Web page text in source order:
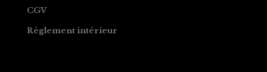
CGV
Règlement intérieur